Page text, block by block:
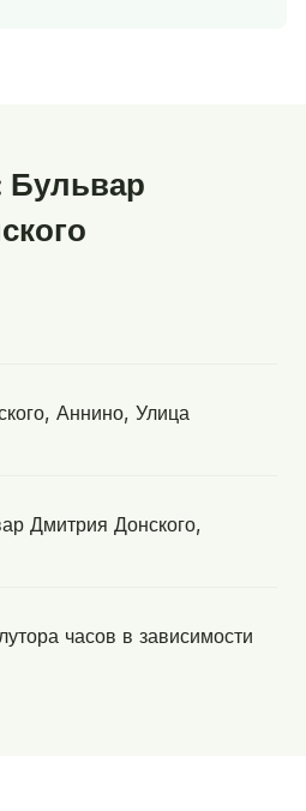
Бульвар
Аннино, Улица
Дмитрия Донского,
часов в зависимости